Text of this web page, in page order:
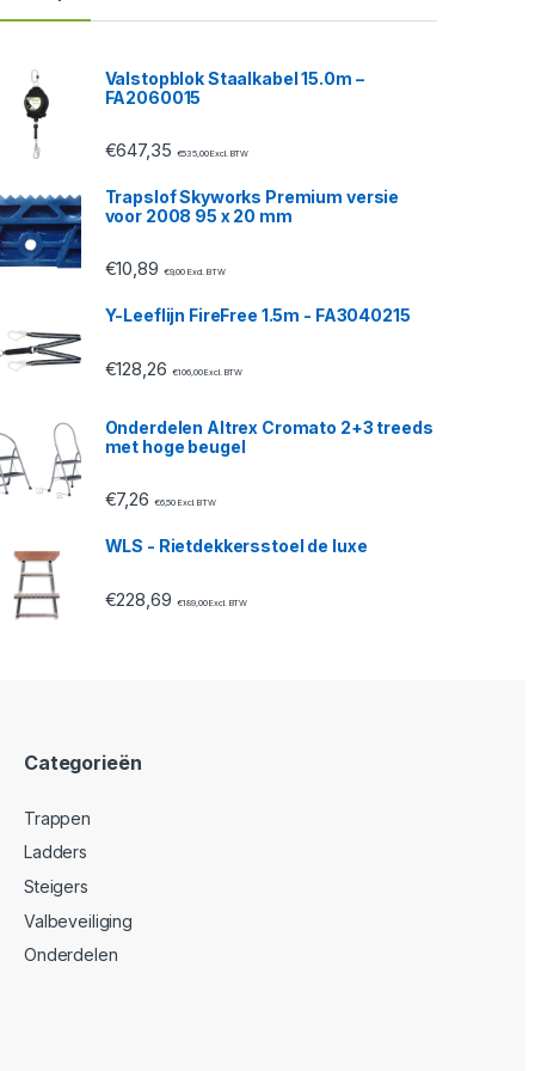
Valstopblok Staalkabel 15.0m –
FA2060015
€647,35 €535,00Excl. BTW
Trapslof Skyworks Premium versie
voor 2008 95 x 20 mm
€10,89 €9,00Excl. BTW
Y-Leeflijn FireFree 1.5m - FA3040215
€128,26 €106,00Excl. BTW
Onderdelen Altrex Cromato 2+3 treeds
met hoge beugel
€7,26 €6,50 Excl. BTW
WLS - Rietdekkersstoel de luxe
€228,69 €189,00Excl. BTW
Categorieën
Trappen
Ladders
Steigers
Valbeveiliging
Onderdelen